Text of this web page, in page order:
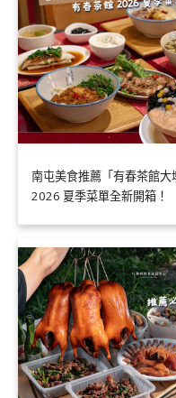
南屯美食推薦「有春茶館大
2026 夏季菜單全新開箱！